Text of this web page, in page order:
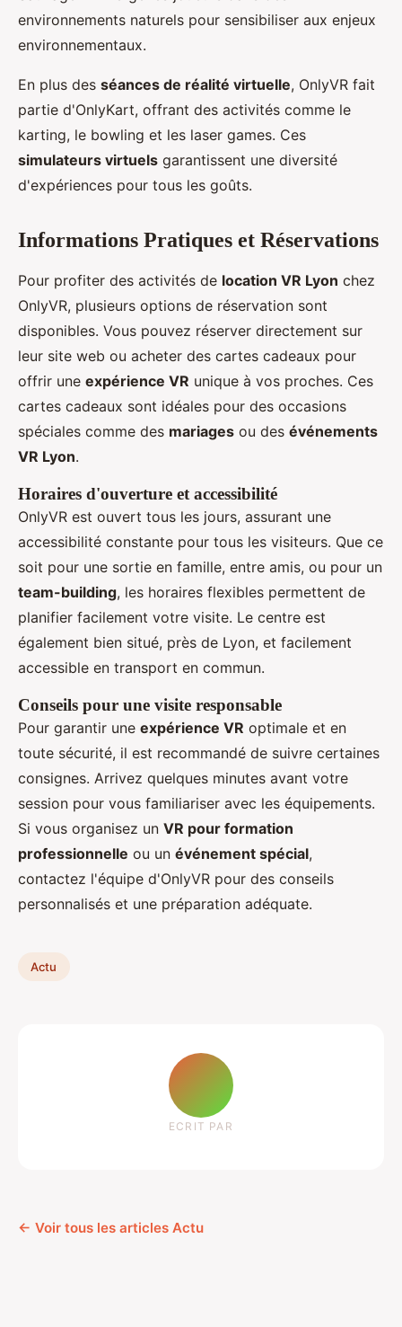
environnements naturels pour sensibiliser aux enjeux
environnementaux.
En plus des séances de réalité virtuelle, OnlyVR fait
partie d'OnlyKart, offrant des activités comme le
karting, le bowling et les laser games. Ces
simulateurs virtuels garantissent une diversité
d'expériences pour tous les goûts.
Informations Pratiques et Réservations
Pour profiter des activités de location VR Lyon chez
OnlyVR, plusieurs options de réservation sont
disponibles. Vous pouvez réserver directement sur
leur site web ou acheter des cartes cadeaux pour
offrir une expérience VR unique à vos proches. Ces
cartes cadeaux sont idéales pour des occasions
spéciales comme des mariages ou des événements
VR Lyon.
Horaires d'ouverture et accessibilité
OnlyVR est ouvert tous les jours, assurant une
accessibilité constante pour tous les visiteurs. Que ce
soit pour une sortie en famille, entre amis, ou pour un
team-building, les horaires flexibles permettent de
planifier facilement votre visite. Le centre est
également bien situé, près de Lyon, et facilement
accessible en transport en commun.
Conseils pour une visite responsable
Pour garantir une expérience VR optimale et en
toute sécurité, il est recommandé de suivre certaines
consignes. Arrivez quelques minutes avant votre
session pour vous familiariser avec les équipements.
Si vous organisez un VR pour formation
professionnelle ou un événement spécial,
contactez l'équipe d'OnlyVR pour des conseils
personnalisés et une préparation adéquate.
Actu
ECRIT PAR
← Voir tous les articles Actu